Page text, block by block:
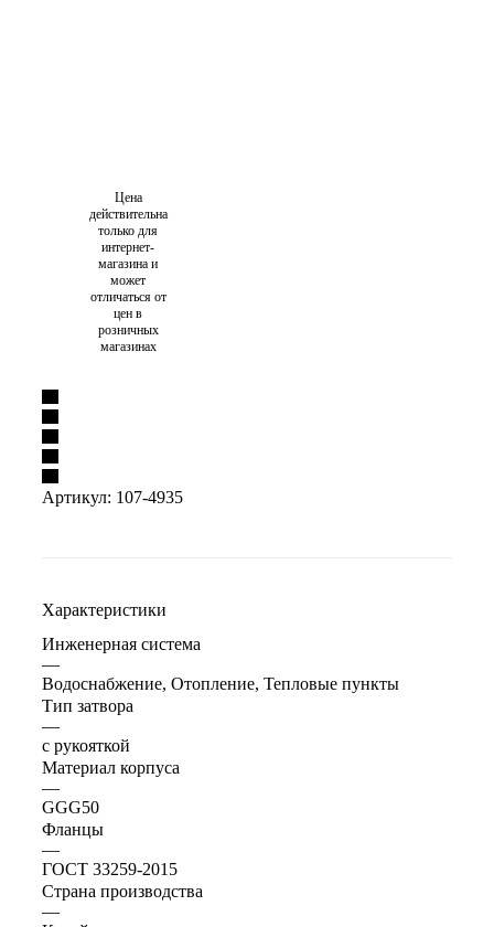
Цена
действительна
только для
интернет-
магазина и
может
отличаться от
цен в
розничных
магазинах
Артикул: 107-4935
Характеристики
Инженерная система
—
Водоснабжение, Отопление, Тепловые пункты
Тип затвора
—
с рукояткой
Материал корпуса
—
GGG50
Фланцы
—
ГОСТ 33259-2015
Страна производства
—